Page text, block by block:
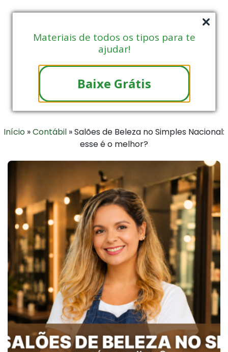
Materiais de todos os tipos para te
ajudar!
Baixe Grátis
Início »Contábil »Salões de Beleza no Simples Nacional:
esse é o melhor?